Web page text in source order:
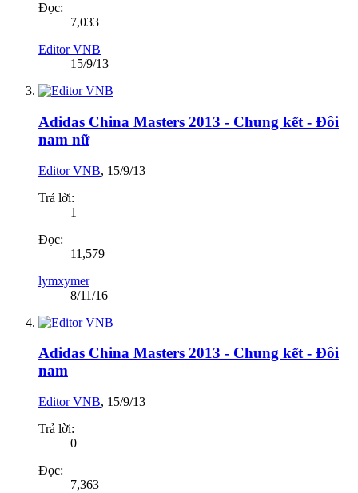
Đọc:
7,033
Editor VNB
15/9/13
Adidas China Masters 2013 - Chung kết - Đôi
nam nữ
Editor VNB, 15/9/13
Trả lời:
1
Đọc:
11,579
lymxymer
8/11/16
Adidas China Masters 2013 - Chung kết - Đôi
nam
Editor VNB, 15/9/13
Trả lời:
0
Đọc:
7,363